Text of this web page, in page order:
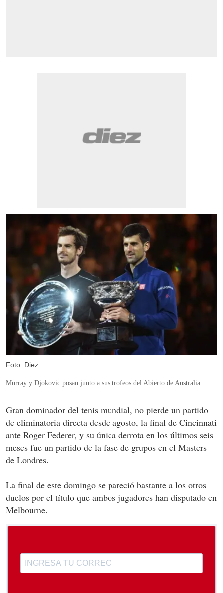
Foto: Diez
Murray y Djokovic posan junto a sus trofeos del Abierto de Australia.
Gran dominador del tenis mundial, no pierde un partido
de eliminatoria directa desde agosto, la final de Cincinnati
ante Roger Federer, y su única derrota en los últimos seis
meses fue un partido de la fase de grupos en el Masters
de Londres.
La final de este domingo se pareció bastante a los otros
duelos por el título que ambos jugadores han disputado en
Melbourne.